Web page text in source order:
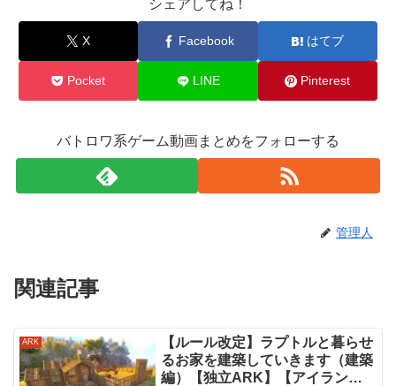
シェアしてね！
X Facebook はてブ
Pocket LINE Pinterest
バトロワ系ゲーム動画まとめをフォローする
管理人
関連記事
ARK
【ルール改定】ラプトルと暮らせ
るお家を建築していきます（建築
編）【独立ARK】【アイラン